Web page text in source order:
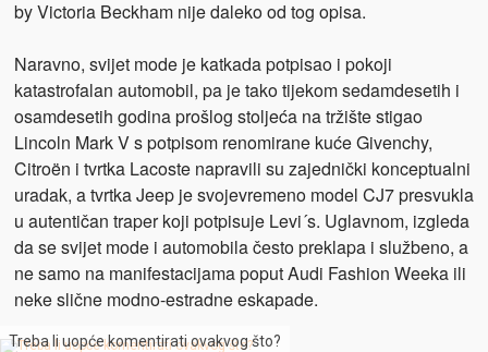
by Victoria Beckham nije daleko od tog opisa.
Naravno, svijet mode je katkada potpisao i pokoji
katastrofalan automobil, pa je tako tijekom sedamdesetih i
osamdesetih godina prošlog stoljeća na tržište stigao
Lincoln Mark V s potpisom renomirane kuće Givenchy,
Citroën i tvrtka Lacoste napravili su zajednički konceptualni
uradak, a tvrtka Jeep je svojevremeno model CJ7 presvukla
u autentičan traper koji potpisuje Levi´s. Uglavnom, izgleda
da se svijet mode i automobila često preklapa i službeno, a
ne samo na manifestacijama poput Audi Fashion Weeka ili
neke slične modno-estradne eskapade.
Treba li uopće komentirati ovakvog što?